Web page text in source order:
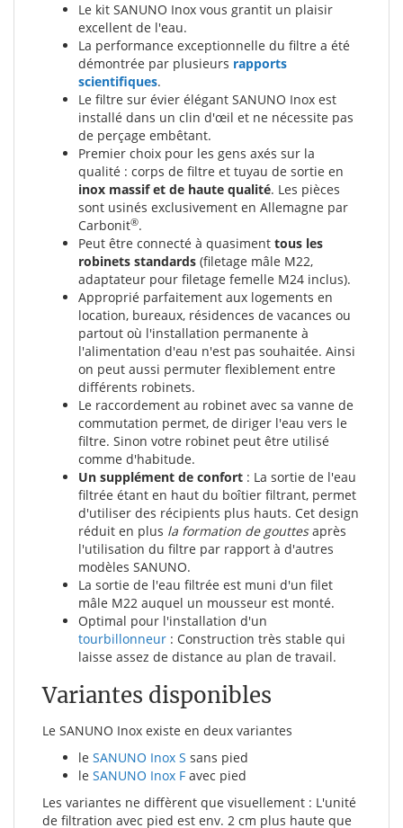
Le kit SANUNO Inox vous grantit un plaisir
excellent de l'eau.
La performance exceptionnelle du filtre a été
démontrée par plusieurs rapports
scientifiques.
Le filtre sur évier élégant SANUNO Inox est
installé dans un clin d'œil et ne nécessite pas
de perçage embêtant.
Premier choix pour les gens axés sur la
qualité : corps de filtre et tuyau de sortie en
inox massif et de haute qualité. Les pièces
sont usinés exclusivement en Allemagne par
Carbonit®.
Peut être connecté à quasiment tous les
robinets standards (filetage mâle M22,
adaptateur pour filetage femelle M24 inclus).
Approprié parfaitement aux logements en
location, bureaux, résidences de vacances ou
partout où l'installation permanente à
l'alimentation d'eau n'est pas souhaitée. Ainsi
on peut aussi permuter flexiblement entre
différents robinets.
Le raccordement au robinet avec sa vanne de
commutation permet, de diriger l'eau vers le
filtre. Sinon votre robinet peut être utilisé
comme d'habitude.
Un supplément de confort : La sortie de l'eau
filtrée étant en haut du boîtier filtrant, permet
d'utiliser des récipients plus hauts. Cet design
réduit en plus la formation de gouttesaprès
l'utilisation du filtre par rapport à d'autres
modèles SANUNO.
La sortie de l'eau filtrée est muni d'un filet
mâle M22 auquel un mousseur est monté.
Optimal pour l'installation d'un
tourbillonneur : Construction très stable qui
laisse assez de distance au plan de travail.
Variantes disponibles
Le SANUNO Inox existe en deux variantes
le SANUNO Inox S sans pied
le SANUNO Inox F avec pied
Les variantes ne diffèrent que visuellement : L'unité
de filtration avec pied est env. 2 cm plus haute que